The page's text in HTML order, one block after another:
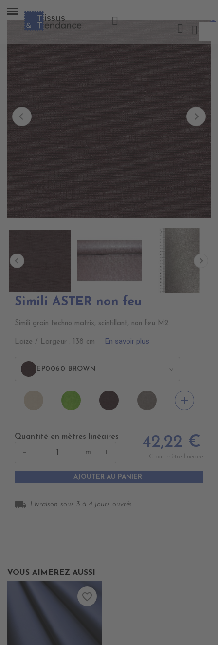
Simili ASTER non feu
Simili grain techno matrix, scintillant, non feu M2.
Laize / Largeur : 138 cm En savoir plus
EP0060 BROWN >
EP0020
COVE
EP0100
GREEN
EP0060
BROWN
EP0030
SYLVER add
Quantité en mètres linéaires
− m +
42,22 €
TTC par mètre linéaire
AJOUTER AU PANIER
local_shipping Livraison sous 3 à 4 jours ouvrés.
VOUS AIMEREZ AUSSI
favorite_border